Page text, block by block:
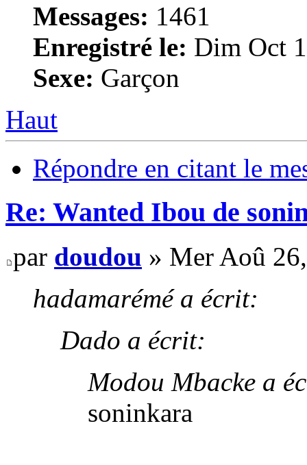
Messages: 1461
Enregistré le: Dim Oct
Sexe: Garçon
Haut
Répondre en citant le
Re: Wanted Ibou de
par doudou » Mer Aoû
hadamarémé a écrit:
Dado a écrit:
Modou Mbacke a
soninkara